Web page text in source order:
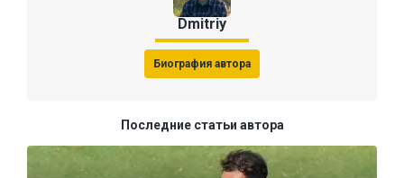
Dmitriy
Биография автора
Последние статьи автора